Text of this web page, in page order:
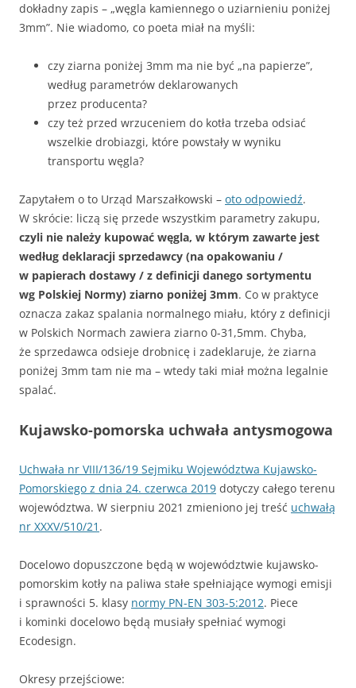
dokładny zapis – „węgla kamiennego o uziarnieniu poniżej
3mm”. Nie wiadomo, co poeta miał na myśli:
czy ziarna poniżej 3mm ma nie być „na papierze”,
według parametrów deklarowanych
przez producenta?
czy też przed wrzuceniem do kotła trzeba odsiać
wszelkie drobiazgi, które powstały w wyniku
transportu węgla?
Zapytałem o to Urząd Marszałkowski – oto odpowiedź.
W skrócie: liczą się przede wszystkim parametry zakupu,
czyli nie należy kupować węgla, w którym zawarte jest
według deklaracji sprzedawcy (na opakowaniu /
w papierach dostawy / z definicji danego sortymentu
wg Polskiej Normy) ziarno poniżej 3mm. Co w praktyce
oznacza zakaz spalania normalnego miału, który z definicji
w Polskich Normach zawiera ziarno 0-31,5mm. Chyba,
że sprzedawca odsieje drobnicę i zadeklaruje, że ziarna
poniżej 3mm tam nie ma – wtedy taki miał można legalnie
spalać.
Kujawsko-pomorska uchwała antysmogowa
Uchwała nr VIII/136/19 Sejmiku Województwa Kujawsko-
Pomorskiego z dnia 24. czerwca 2019 dotyczy całego terenu
województwa. W sierpniu 2021 zmieniono jej treść uchwałą
nr XXXV/510/21 .
Docelowo dopuszczone będą w województwie kujawsko-
pomorskim kotły na paliwa stałe spełniające wymogi emisji
i sprawności 5. klasy normy PN-EN 303-5:2012. Piece
i kominki docelowo będą musiały spełniać wymogi
Ecodesign.
Okresy przejściowe: